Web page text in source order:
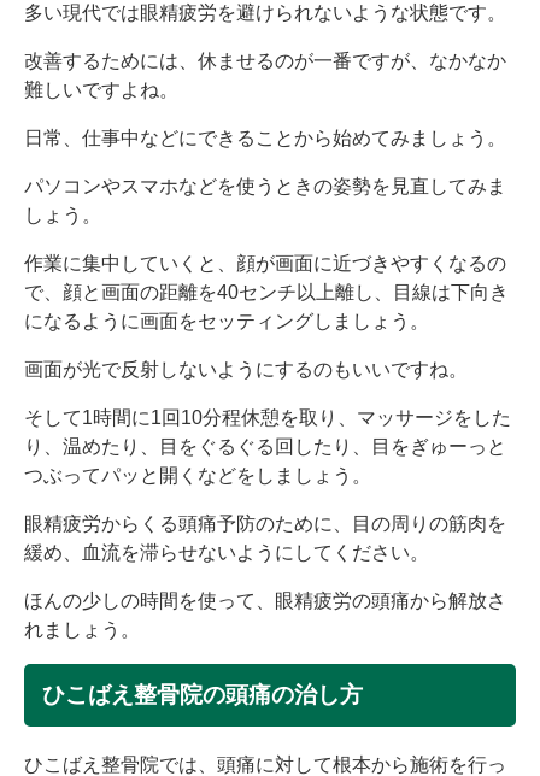
多い現代では眼精疲労を避けられないような状態です。
改善するためには、休ませるのが一番ですが、なかなか
難しいですよね。
日常、仕事中などにできることから始めてみましょう。
パソコンやスマホなどを使うときの姿勢を見直してみま
しょう。
作業に集中していくと、顔が画面に近づきやすくなるの
で、顔と画面の距離を40センチ以上離し、目線は下向き
になるように画面をセッティングしましょう。
画面が光で反射しないようにするのもいいですね。
そして1時間に1回10分程休憩を取り、マッサージをした
り、温めたり、目をぐるぐる回したり、目をぎゅーっと
つぶってパッと開くなどをしましょう。
眼精疲労からくる頭痛予防のために、目の周りの筋肉を
緩め、血流を滞らせないようにしてください。
ほんの少しの時間を使って、眼精疲労の頭痛から解放さ
れましょう。
ひこばえ整骨院の頭痛の治し方
ひこばえ整骨院では、頭痛に対して根本から施術を行っ